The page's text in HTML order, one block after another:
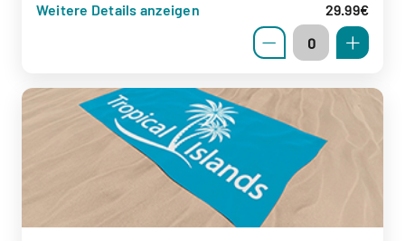
Weitere Details anzeigen 29.99€